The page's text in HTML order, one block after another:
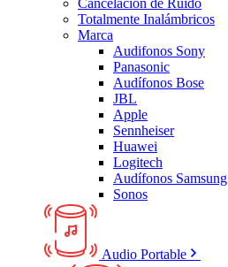
Totalmente Inalámbricos
Marca
Audifonos Sony
Panasonic
Audífonos Bose
JBL
Apple
Sennheiser
Huawei
Logitech
Audífonos Samsung
Sonos
Audio Portable